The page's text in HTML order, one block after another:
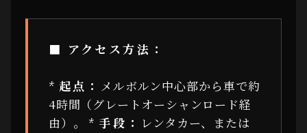
■ アクセス方法：
* 起点： メルボルン中心部から車で約
4時間（グレートオーシャンロード経
由）。 *手段： レンタカー、または